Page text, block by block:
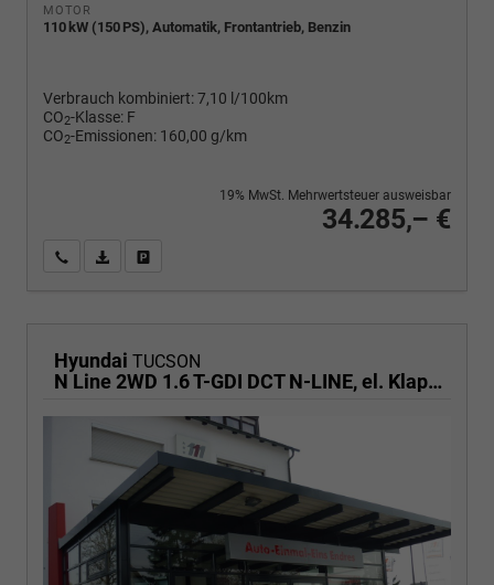
MOTOR
110 kW (150 PS), Automatik, Frontantrieb, Benzin
Verbrauch kombiniert:7,10 l/100km
CO2-Klasse: F
CO2-Emissionen: 160,00 g/km
34.285,– €
19% MwSt. Mehrwertsteuer ausweisbar
Wir rufen Sie anPDF-Fahrzeugexposé drucken
Hyundai TUCSON
N Line 2WD 1.6 T-GDI DCT N-LINE, el. Klappe, Navi, Kamera, Side, Winter